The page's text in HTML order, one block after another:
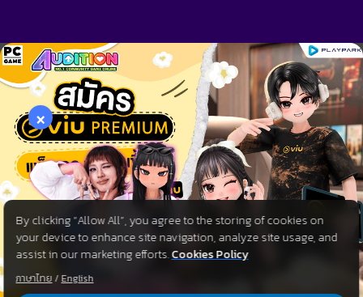
By clicking “Allow All”, you agree to the storing of cookies on
your device to enhance site navigation, analyze site usage, and
assist in our marketing efforts.Cookies Policy
ภาษาไทย/ English
×